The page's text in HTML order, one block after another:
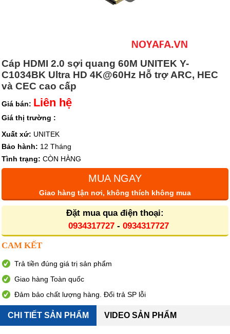
Cáp HDMI 2.0 sợi quang 60M UNITEK Y-
C1034BK Ultra HD 4K@60Hz Hỗ trợ ARC, HEC
và CEC cao cấp
Giá bán: Liên hệ
Giá thị trường :
Xuất xứ: UNITEK
Bảo hành: 12 Tháng
Tình trạng: CÒN HÀNG
MUA NGAY
Giao hàng tận nơi, không thích không mua
Đặt mua qua điện thoại:
0934317727- 0934317727
CAM KẾT
Trả tiền đúng giá trị sản phẩm
Giao hàng Toàn quốc
Đảm bảo chất lượng hàng. Đổi trả SP lỗi
CHI TIẾT SẢN PHẨM VIDEO SẢN PHẨM